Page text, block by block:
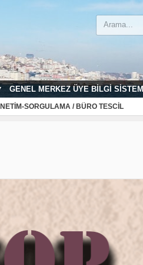
GENEL MERKEZ ÜYE BILGI SISTEMI
SORGULAMA / BÜRO TESCIL